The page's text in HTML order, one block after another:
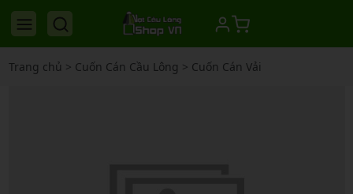
Trang chủ > Cuốn Cán Cầu Lông > Cuốn Cán Vải